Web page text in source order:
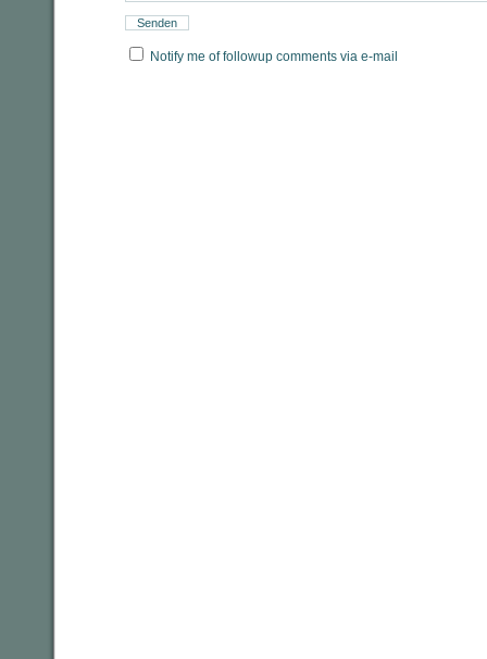
Notify me of followup comments via e-mail